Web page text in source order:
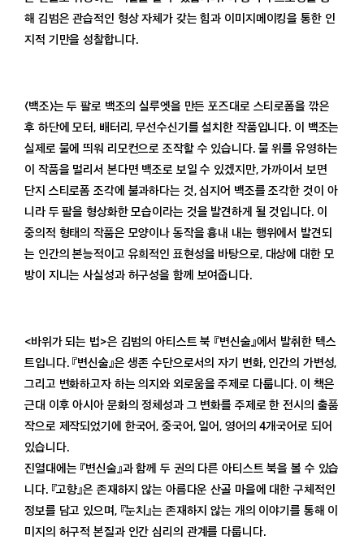
해 김범은 관습적인 형상 자체가 갖는 힘과 이미지메이킹을 통한 인
지적 기만을 성찰합니다.
〈백조〉는 두 팔로 백조의 실루엣을 만든 포즈대로 스티로폼을 깎은
후 하단에 모터, 배터리, 무선수신기를 설치한 작품입니다. 이 백조는
실제로 물에 띄워 리모컨으로 조작할 수 있습니다. 물 위를 유영하는
이 작품을 멀리서 본다면 백조로 보일 수 있겠지만, 가까이서 보면
단지 스티로폼 조각에 불과하다는 것, 심지어 백조를 조각한 것이 아
니라 두 팔을 형상화한 모습이라는 것을 발견하게 될 것입니다. 이
중의적 형태의 작품은 모양이나 동작을 흉내 내는 행위에서 발견되
는 인간의 본능적이고 유희적인 표현성을 바탕으로, 대상에 대한 모
방이 지니는 사실성과 허구성을 함께 보여줍니다.
<바위가 되는 법>은 김범의 아티스트 북 『변신술』에서 발취한 텍스
트입니다. 『변신술』은 생존 수단으로서의 자기 변화, 인간의 가변성,
그리고 변화하고자 하는 의지와 외로움을 주제로 다룹니다. 이 책은
근대 이후 아시아 문화의 정체성과 그 변화를 주제로 한 전시의 출품
작으로 제작되었기에 한국어, 중국어, 일어, 영어의 4개국어로 되어
있습니다.
진열대에는 『변신술』과 함께 두 권의 다른 아티스트 북을 볼 수 있습
니다. 『고향』은 존재하지 않는 아름다운 산골 마을에 대한 구체적인
정보를 담고 있으며, 『눈치』는 존재하지 않는 개의 이야기를 통해 이
미지의 허구적 본질과 인간 심리의 관계를 다룹니다.